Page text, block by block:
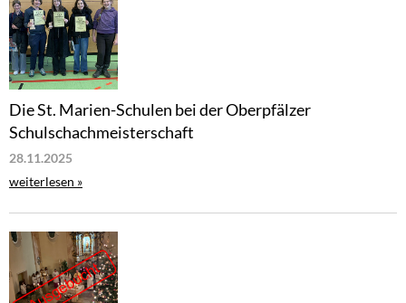
Die St. Marien-Schulen bei der Oberpfälzer
Schulschachmeisterschaft
28.11.2025
weiterlesen »